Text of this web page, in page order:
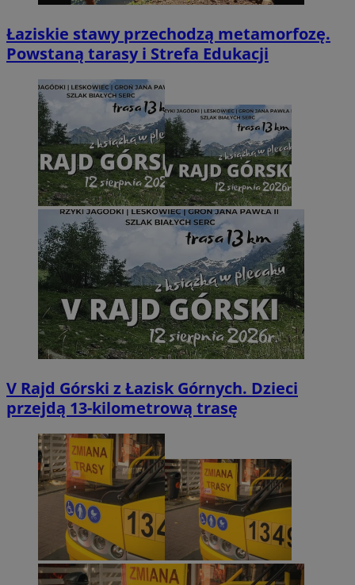
Łaziskie stawy przechodzą metamorfozę.
Powstaną tarasy i Strefa Edukacji
V Rajd Górski z Łazisk Górnych. Dzieci
przejdą 13-kilometrową trasę